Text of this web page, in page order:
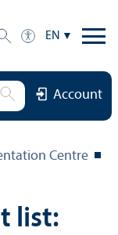
EN
Account
Centre
list: